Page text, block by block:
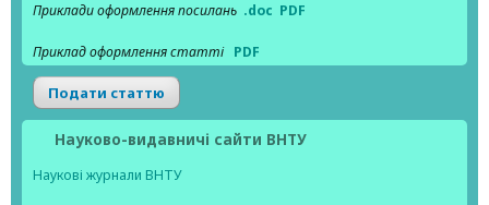
Приклади оформлення посилань .doc PDF
Приклад оформлення статті PDF
Подати статтю
Науково-видавничі сайти ВНТУ
Наукові журнали ВНТУ